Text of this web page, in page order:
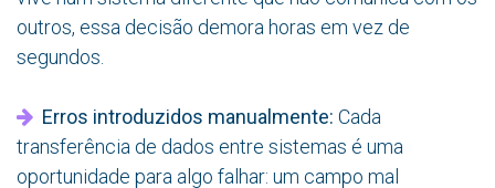
outros, essa decisão demora horas em vez de
segundos.
Erros introduzidos manualmente: Cada
transferência de dados entre sistemas é uma
oportunidade para algo falhar: um campo mal